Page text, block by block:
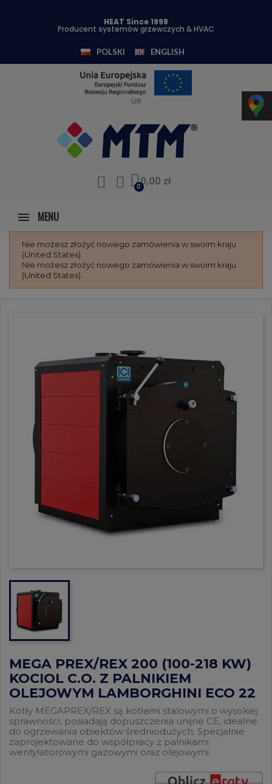
HEAT Since 1998
Producent systemów grzewczych & HVAC
POLSKI ENGLISH
ue
0,00 zł
MENU
Nie możesz złożyć nowego zamówienia w swoim kraju
(United States).
Nie możesz złożyć nowego zamówienia w swoim kraju
(United States).
MEGA PREX/REX 200 (100-218 KW)
KOCIOL C.O. Z PALNIKIEM
OLEJOWYM LAMBORGHINI ECO 22
Kotły MEGAPREX/REX są kotłami stalowymi o wysokiej
sprawności, posiadają dopuszczenia unijne CE, idealne
do ogrzewania obiektów średniodużych. Specjalnie
zaprojektowane do współpracy z palnikami
wentylatorowymi gazowymi oraz olejowymi.